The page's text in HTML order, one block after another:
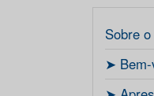
Sobre
ㅤ➤